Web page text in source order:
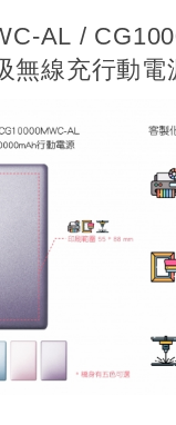
AL /
無線充行動電